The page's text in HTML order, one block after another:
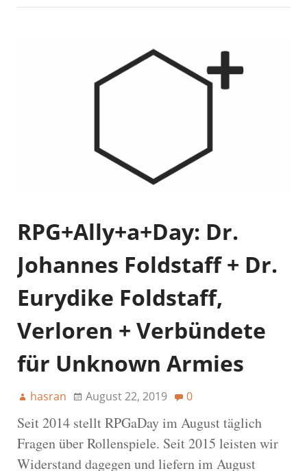
RPG+Ally+a+Day: Dr.
Johannes Foldstaff + Dr.
Eurydike Foldstaff,
Verloren + Verbündete
für Unknown Armies
hasran August 22, 2019 0
Seit 2014 stellt RPGaDay im August täglich
Fragen über Rollenspiele. Seit 2015 leisten wir
Widerstand dagegen und liefern im August